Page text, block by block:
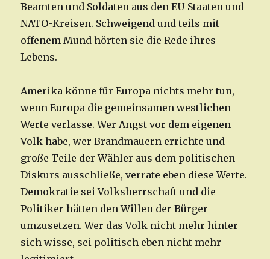
Beamten und Soldaten aus den EU-Staaten und
NATO-Kreisen. Schweigend und teils mit
offenem Mund hörten sie die Rede ihres
Lebens.
Amerika könne für Europa nichts mehr tun,
wenn Europa die gemeinsamen westlichen
Werte verlasse. Wer Angst vor dem eigenen
Volk habe, wer Brandmauern errichte und
große Teile der Wähler aus dem politischen
Diskurs ausschließe, verrate eben diese Werte.
Demokratie sei Volksherrschaft und die
Politiker hätten den Willen der Bürger
umzusetzen. Wer das Volk nicht mehr hinter
sich wisse, sei politisch eben nicht mehr